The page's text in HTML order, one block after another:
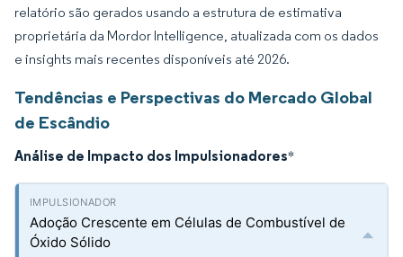
relatório são gerados usando a estrutura de estimativa
proprietária da Mordor Intelligence, atualizada com os dados
e insights mais recentes disponíveis até 2026.
Tendências e Perspectivas do Mercado Global
de Escândio
Análise de Impacto dos Impulsionadores*
Adoção Crescente em Células de Combustível de
Óxido Sólido